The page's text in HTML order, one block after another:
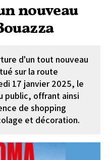
nouveau
d'un tout nouveau
sur la route
17 janvier 2025, le
public, offrant ainsi
de shopping
et décoration.